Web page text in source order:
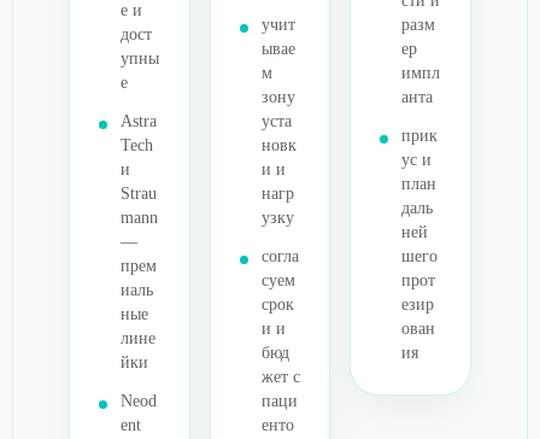
е и
дост
упны
е
Astra
Tech
и
Strau
mann
—
прем
иаль
ные
лине
йки
Neod
ent
учит
ывае
м
зону
уста
новк
и и
нагр
узку
согла
суем
срок
и и
бюд
жет с
паци
енто
разм
ер
импл
анта
прик
ус и
план
даль
ней
шего
прот
езир
ован
ия